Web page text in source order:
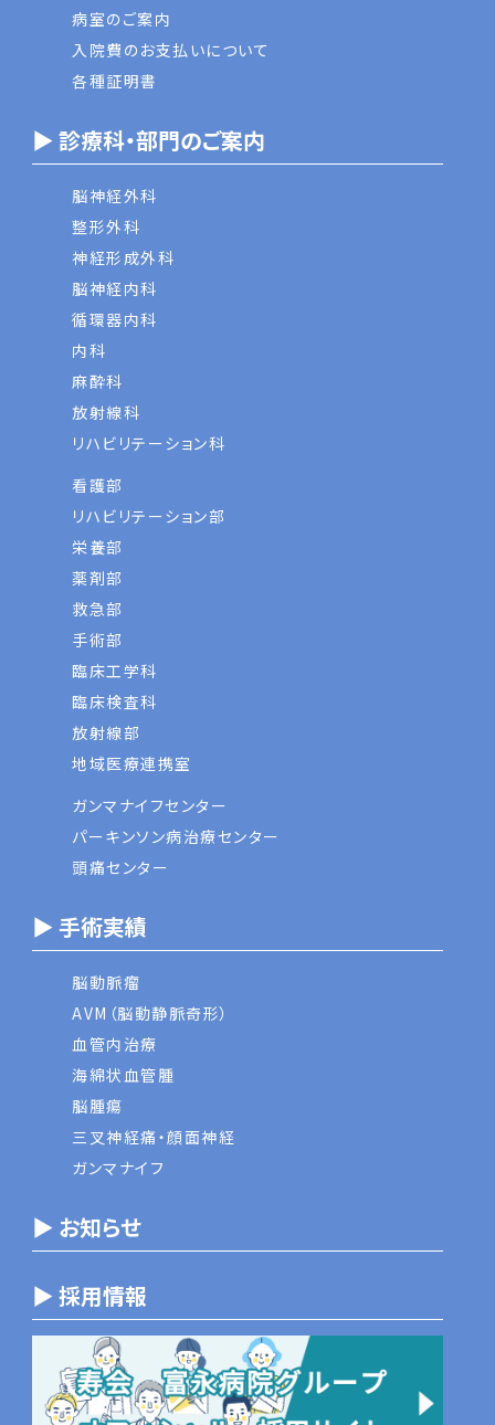
病室のご案内
入院費のお支払いについて
各種証明書
▶ 診療科・部門のご案内
脳神経外科
整形外科
神経形成外科
脳神経内科
循環器内科
内科
麻酔科
放射線科
リハビリテーション科
看護部
リハビリテーション部
栄養部
薬剤部
救急部
手術部
臨床工学科
臨床検査科
放射線部
地域医療連携室
ガンマナイフセンター
パーキンソン病治療センター
頭痛センター
▶ 手術実績
脳動脈瘤
AVM（脳動静脈奇形）
血管内治療
海綿状血管腫
脳腫瘍
三叉神経痛・顔面神経
ガンマナイフ
▶ お知らせ
▶ 採用情報